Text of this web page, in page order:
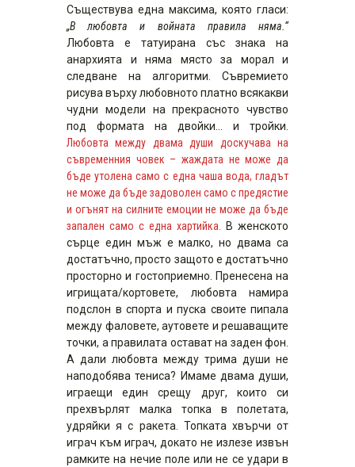
Съществува една максима, която гласи:
„В любовта и войната правила няма.“
Любовта е татуирана със знака на
анархията и няма място за морал и
следване на алгоритми. Съвремието
рисува върху любовното платно всякакви
чудни модели на прекрасното чувство
под формата на двойки… и тройки.
Любовта между двама души доскучава на
съвременния човек – жаждата не може да
бъде утолена само с една чаша вода, гладът
не може да бъде задоволен само с предястие
и огънят на силните емоции не може да бъде
запален само с една хартийка. В женското
сърце един мъж е малко, но двама са
достатъчно, просто защото е достатъчно
просторно и гостоприемно. Пренесена на
игрищата/кортовете, любовта намира
подслон в спорта и пуска своите пипала
между фаловете, аутовете и решаващите
точки, а правилата остават на заден фон.
А дали любовта между трима души не
наподобява тениса? Имаме двама души,
играещи един срещу друг, които си
прехвърлят малка топка в полетата,
удряйки я с ракета. Топката хвърчи от
играч към играч, докато не излезе извън
рамките на нечие поле или не се удари в